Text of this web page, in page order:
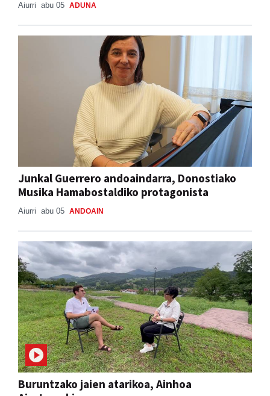
Aiurri abu 05 ADUNA
Junkal Guerrero andoaindarra, Donostiako
Musika Hamabostaldiko protagonista
Aiurri abu 05 ANDOAIN
Buruntzako jaien atarikoa, Ainhoa